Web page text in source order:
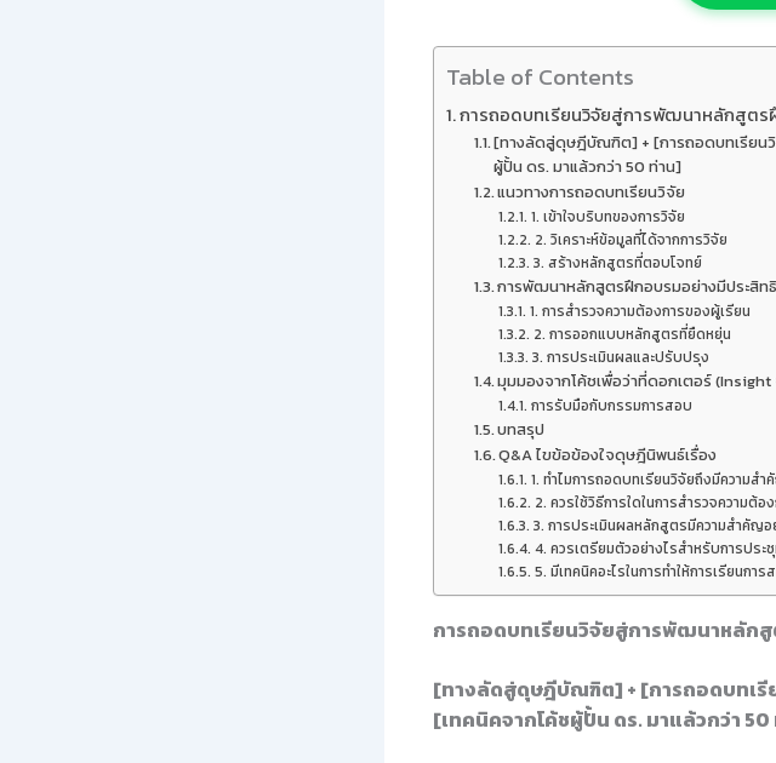
Table of Contents
การถอดบทเรียนวิจัยสู่การพัฒนาหลักสูตร
[ทางลัดสู่ดุษฎีบัณฑิต] + [การถอดบทเรียน
ผู้ปั้น ดร. มาแล้วกว่า 50 ท่าน]
แนวทางการถอดบทเรียนวิจัย
1. เข้าใจบริบทของการวิจัย
2. วิเคราะห์ข้อมูลที่ได้จากการวิจัย
3. สร้างหลักสูตรที่ตอบโจทย์
การพัฒนาหลักสูตรฝึกอบรมอย่างมีประสิท
1. การสำรวจความต้องการของผู้เรียน
2. การออกแบบหลักสูตรที่ยืดหยุ่น
3. การประเมินผลและปรับปรุง
มุมมองจากโค้ชเพื่อว่าที่ดอกเตอร์ (Insight
การรับมือกับกรรมการสอบ
บทสรุป
Q&A ไขข้อข้องใจดุษฎีนิพนธ์เรื่อง
1. ทำไมการถอดบทเรียนวิจัยถึงมีความสำ
2. ควรใช้วิธีการใดในการสำรวจความต้อ
3. การประเมินผลหลักสูตรมีความสำคัญอ
4. ควรเตรียมตัวอย่างไรสำหรับการปร
5. มีเทคนิคอะไรในการทำให้การเรียนกา
การถอดบทเรียนวิจัยสู่การพัฒนาหลัก
[ทางลัดสู่ดุษฎีบัณฑิต] + [การถอดบทเ
[เทคนิคจากโค้ชผู้ปั้น ดร. มาแล้วกว่า 50